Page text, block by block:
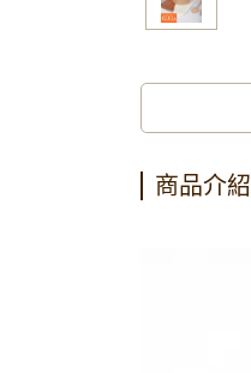
商品介紹